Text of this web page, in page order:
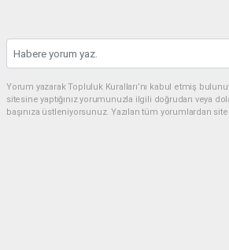
Yorum yazarak Topluluk Kuralları’nı kabul etmiş
sitesine yaptığınız yorumunuzla ilgili doğrudan veya
başınıza üstleniyorsunuz. Yazılan tüm yorumlardan